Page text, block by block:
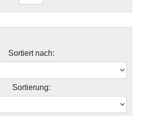
Sortiert nach:
Sortierung: